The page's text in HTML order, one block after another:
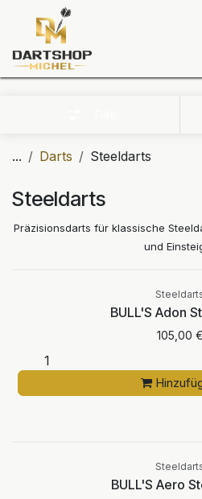
Zum Inhalt springen
... Darts Steeldarts
Steeldarts
Präzisionsdarts für klassische
und
BULL'S Adon
105,00 €
BULL'S Aero